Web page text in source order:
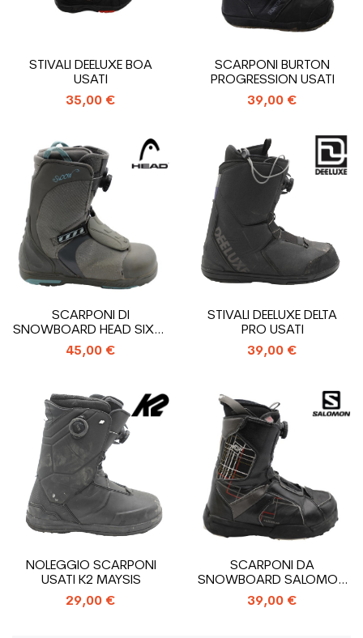
STIVALI DEELUXE BOA
USATI
35,00 €
SCARPONI BURTON
PROGRESSION USATI
39,00 €
SCARPONI DI
SNOWBOARD HEAD SIX00
W
45,00 €
STIVALI DEELUXE DELTA
PRO USATI
39,00 €
NOLEGGIO SCARPONI
USATI K2 MAYSIS
29,00 €
SCARPONI DA
SNOWBOARD SALOMON
MAORI
39,00 €